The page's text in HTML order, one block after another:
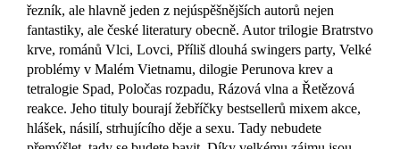
řezník, ale hlavně jeden z nejúspěšnějších autorů nejen
fantastiky, ale české literatury obecně. Autor trilogie Bratrstvo
krve, románů Vlci, Lovci, Příliš dlouhá swingers party, Velké
problémy v Malém Vietnamu, dilogie Perunova krev a
tetralogie Spad, Poločas rozpadu, Rázová vlna a Řetězová
reakce. Jeho tituly bourají žebříčky bestsellerů mixem akce,
hlášek, násilí, strhujícího děje a sexu. Tady nebudete